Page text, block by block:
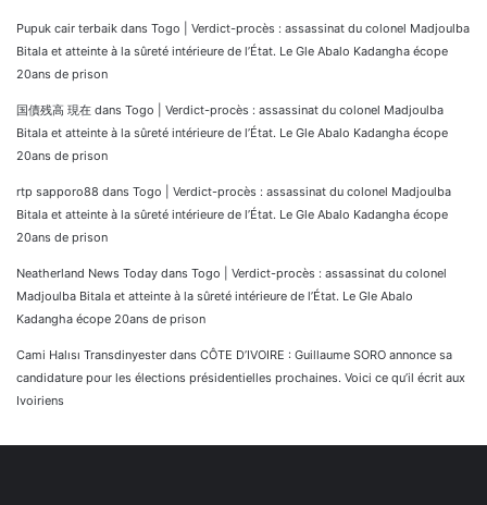
Pupuk cair terbaik dans Togo | Verdict-procès : assassinat du colonel Madjoulba
Bitala et atteinte à la sûreté intérieure de l’État. Le Gle Abalo Kadangha écope
20ans de prison
国債残高 現在 dans Togo | Verdict-procès : assassinat du colonel Madjoulba
Bitala et atteinte à la sûreté intérieure de l’État. Le Gle Abalo Kadangha écope
20ans de prison
rtp sapporo88 dans Togo | Verdict-procès : assassinat du colonel Madjoulba
Bitala et atteinte à la sûreté intérieure de l’État. Le Gle Abalo Kadangha écope
20ans de prison
Neatherland News Today dans Togo | Verdict-procès : assassinat du colonel
Madjoulba Bitala et atteinte à la sûreté intérieure de l’État. Le Gle Abalo
Kadangha écope 20ans de prison
Cami Halısı Transdinyester dans CÔTE D’IVOIRE : Guillaume SORO annonce sa
candidature pour les élections présidentielles prochaines. Voici ce qu’il écrit aux
Ivoiriens